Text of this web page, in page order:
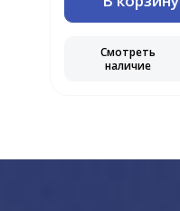
Смотреть
наличие